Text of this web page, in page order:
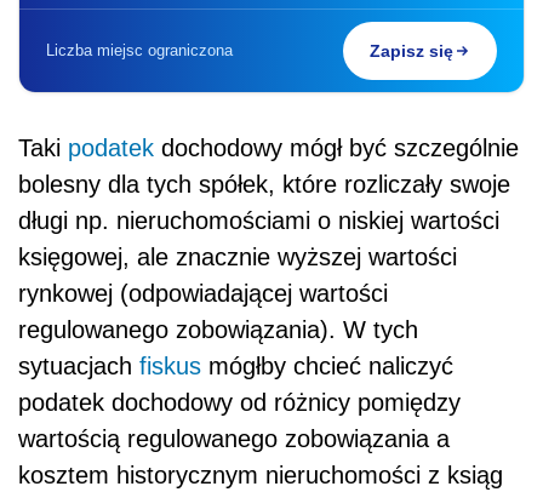
Liczba miejsc ograniczona Zapisz się
Taki podatek dochodowy mógł być szczególnie
bolesny dla tych spółek, które rozliczały swoje
długi np. nieruchomościami o niskiej wartości
księgowej, ale znacznie wyższej wartości
rynkowej (odpowiadającej wartości
regulowanego zobowiązania). W tych
sytuacjach fiskus mógłby chcieć naliczyć
podatek dochodowy od różnicy pomiędzy
wartością regulowanego zobowiązania a
kosztem historycznym nieruchomości z ksiąg